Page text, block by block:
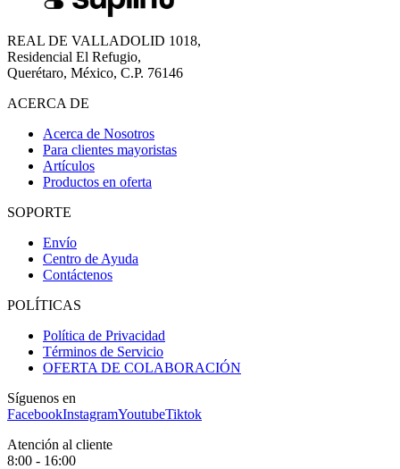
REAL DE VALLADOLID 1018,
Residencial El Refugio,
Querétaro, México, C.P. 76146
ACERCA DE
Acerca de Nosotros
Para clientes mayoristas
Artículos
Productos en oferta
SOPORTE
Envío
Centro de Ayuda
Contáctenos
POLÍTICAS
Política de Privacidad
Términos de Servicio
OFERTA DE COLABORACIÓN
Síguenos en
FacebookInstagramYoutubeTiktok
Atención al cliente
8:00 - 16:00